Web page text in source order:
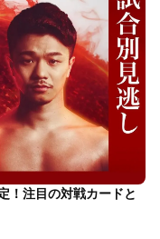
！注目の対戦カードと